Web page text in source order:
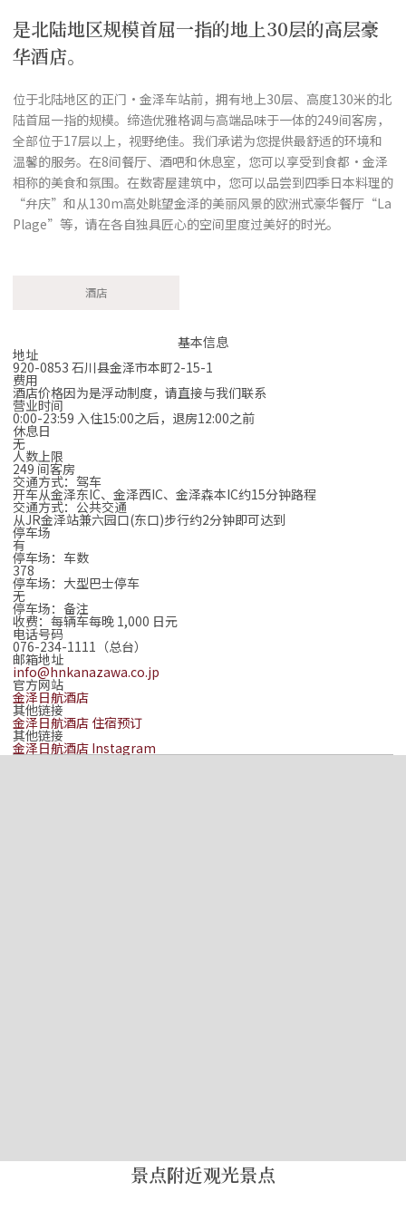
是北陆地区规模首屈一指的地上30层的高层豪
华酒店。
位于北陆地区的正门·金泽车站前，拥有地上30层、高度130米的北
陆首屈一指的规模。缔造优雅格调与高端品味于一体的249间客房，
全部位于17层以上，视野绝佳。我们承诺为您提供最舒适的环境和
温馨的服务。在8间餐厅、酒吧和休息室，您可以享受到食都·金泽
相称的美食和氛围。在数寄屋建筑中，您可以品尝到四季日本料理的
“弁庆”和从130m高处眺望金泽的美丽风景的欧洲式豪华餐厅“La
Plage”等，请在各自独具匠心的空间里度过美好的时光。
酒店
基本信息
地址
920-0853 石川县金泽市本町2-15-1
费用
酒店价格因为是浮动制度，请直接与我们联系
营业时间
0:00-23:59 入住15:00之后，退房12:00之前
休息日
无
人数上限
249 间客房
交通方式：驾车
开车从金泽东IC、金泽西IC、金泽森本IC约15分钟路程
交通方式：公共交通
从JR金泽站兼六园口(东口)步行约2分钟即可达到
停车场
有
停车场：车数
378
停车场：大型巴士停车
无
停车场：备注
收费：每辆车每晚 1,000 日元
电话号码
076-234-1111（总台）
邮箱地址
info@hnkanazawa.co.jp
官方网站
金泽日航酒店
其他链接
金泽日航酒店 住宿预订
其他链接
金泽日航酒店 Instagram
景点附近观光景点